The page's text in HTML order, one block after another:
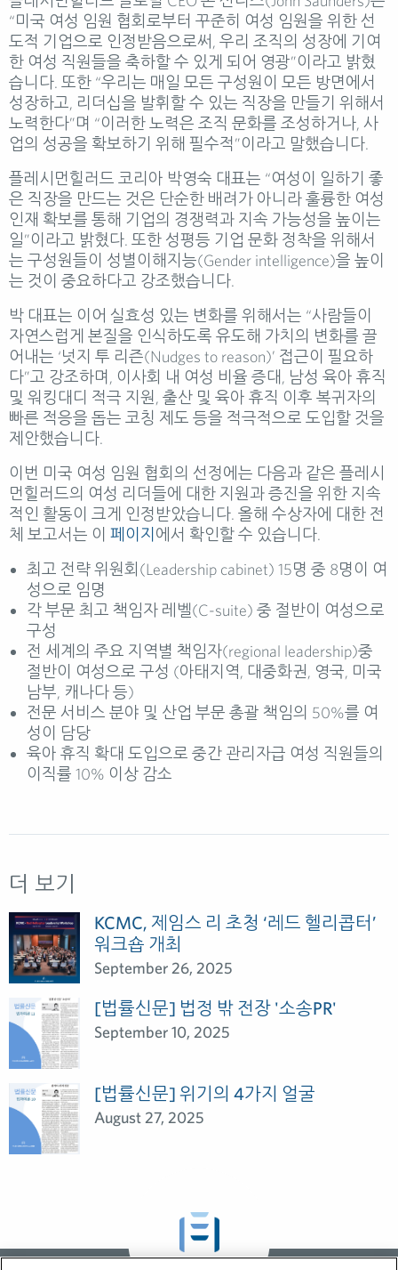
“미국 여성 임원 협회로부터 꾸준히 여성 임원을 위한 선
도적 기업으로 인정받음으로써, 우리 조직의 성장에 기여
한 여성 직원들을 축하할 수 있게 되어 영광”이라고 밝혔
습니다. 또한 “우리는 매일 모든 구성원이 모든 방면에서
성장하고, 리더십을 발휘할 수 있는 직장을 만들기 위해서
노력한다”며 “이러한 노력은 조직 문화를 조성하거나, 사
업의 성공을 확보하기 위해 필수적”이라고 말했습니다.
플레시먼힐러드 코리아 박영숙 대표는 “여성이 일하기 좋
은 직장을 만드는 것은 단순한 배려가 아니라 훌륭한 여성
인재 확보를 통해 기업의 경쟁력과 지속 가능성을 높이는
일”이라고 밝혔다. 또한 성평등 기업 문화 정착을 위해서
는 구성원들이 성별이해지능(Gender intelligence)을 높이
는 것이 중요하다고 강조했습니다.
박 대표는 이어 실효성 있는 변화를 위해서는 “사람들이
자연스럽게 본질을 인식하도록 유도해 가치의 변화를 끌
어내는 ‘넛지 투 리즌(Nudges to reason)’ 접근이 필요하
다”고 강조하며, 이사회 내 여성 비율 증대, 남성 육아 휴직
및 워킹대디 적극 지원, 출산 및 육아 휴직 이후 복귀자의
빠른 적응을 돕는 코칭 제도 등을 적극적으로 도입할 것을
제안했습니다.
이번 미국 여성 임원 협회의 선정에는 다음과 같은 플레시
먼힐러드의 여성 리더들에 대한 지원과 증진을 위한 지속
적인 활동이 크게 인정받았습니다. 올해 수상자에 대한 전
체 보고서는 이 페이지 에서 확인할 수 있습니다.
최고 전략 위원회(Leadership cabinet) 15명 중 8명이 여
성으로 임명
각 부문 최고 책임자 레벨(C-suite) 중 절반이 여성으로
구성
전 세계의 주요 지역별 책임자(regional leadership)중
절반이 여성으로 구성 (아태지역, 대중화권, 영국, 미국
남부, 캐나다 등)
전문 서비스 분야 및 산업 부문 총괄 책임의 50%를 여
성이 담당
육아 휴직 확대 도입으로 중간 관리자급 여성 직원들의
이직률 10% 이상 감소
더 보기
KCMC, 제임스 리 초청 ‘레드 헬리콥터’
워크숍 개최
September 26, 2025
[법률신문] 법정 밖 전장 '소송PR'
September 10, 2025
[법률신문] 위기의 4가지 얼굴
August 27, 2025